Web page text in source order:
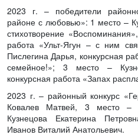
2023 г. – победители
районе с любовью»: 1 место –
стихотворение
работа «Ульт-Ягун – с ним
Пислегина Дарья, конкурсная
семейное!»; 3 место –
конкурсная работа «Запах
2023 г. – районный конкурс
Ковалев Матвей, 3 место –
Кузнецова Екатерина
Иванов Виталий Анатольевич.